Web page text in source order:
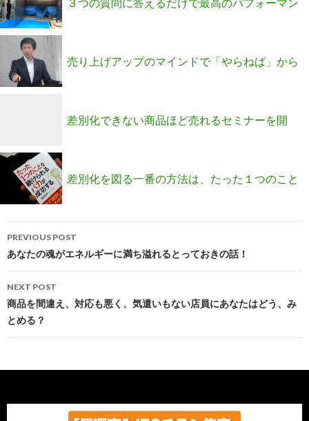
スを発揮できる自分になる方法
売り上げアップのマインドで「やらねば」から
「やりたい」を見つけよう！
差別化できない商品ほど売れるセミナーを開
催！
差別化を図る一番の方法は、たった１つのこと
Post
navigation
PREVIOUS POST
あなたの魂がエネルギーに満ち溢れるとっておきの話！
NEXT POST
商品を間違え、対応も悪く、気遣いもない店員にあなたはどう、み
とめる？